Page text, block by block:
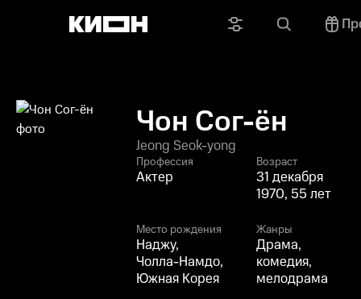
Чон Сог-ён
Jeong Seok-yong
Профессия
Актер
Возраст
31 декабря
1970, 55 лет
Место рождения
Наджу,
Чолла-Намдо,
Южная Корея
Жанры
Драма,
комедия,
мелодрама